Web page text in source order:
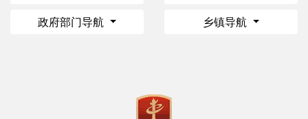
政府部门导航 乡镇导航